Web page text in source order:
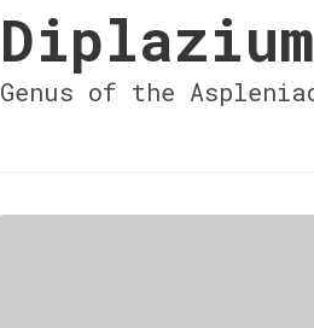
Diplazium
Genus of the